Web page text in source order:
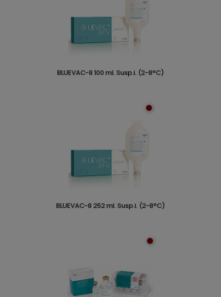
BLUEVAC-8 100 ml. Susp.i. (2-8°C)
BLUEVAC-8 252 ml. Susp.i. (2-8°C)